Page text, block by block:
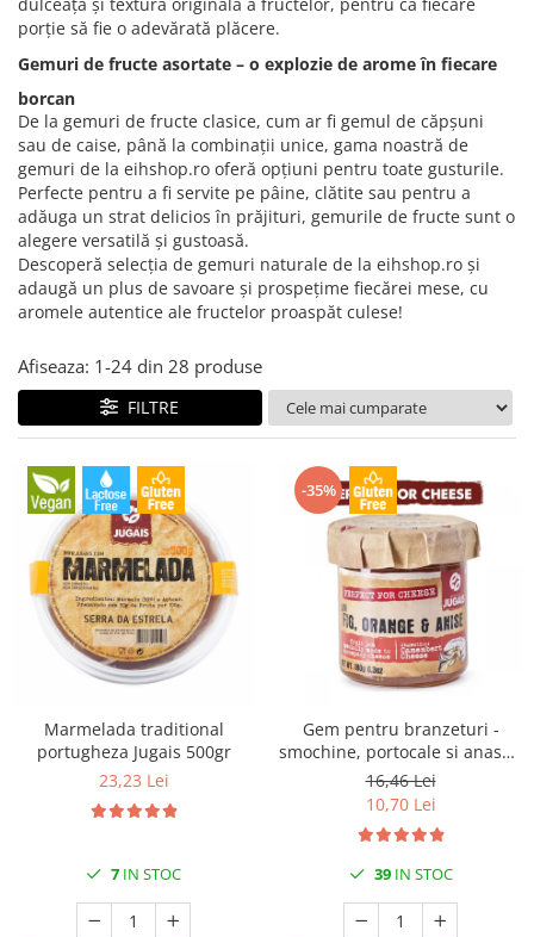
Condimente turcesti
Ghimbir murat la borcan
Alge Nori
Supa miso
porție să fie o adevărată plăcere.
Gemuri de fructe asortate – o explozie de arome în fiecare
borcan
De la gemuri de fructe clasice, cum ar fi gemul de căpșuni
sau de caise, până la combinații unice, gama noastră de
gemuri de la eihshop.ro oferă opțiuni pentru toate gusturile.
Perfecte pentru a fi servite pe pâine, clătite sau pentru a
adăuga un strat delicios în prăjituri, gemurile de fructe sunt o
alegere versatilă și gustoasă.
Descoperă selecția de gemuri naturale de la eihshop.ro și
adaugă un plus de savoare și prospețime fiecărei mese, cu
aromele autentice ale fructelor proaspăt culese!
Afiseaza: 1-24 din 28 produse
FILTRE
Marmelada traditional
portugheza Jugais 500gr
23,23 Lei
7 IN STOC
-35%
Gem pentru branzeturi -
smochine, portocale si anason
180gr Jugais
16,46 Lei
10,70 Lei
39IN STOC